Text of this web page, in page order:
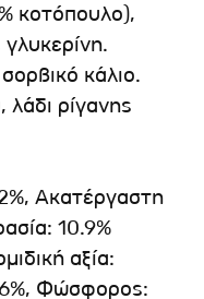
κοτόπουλο),
κάλιο.
λάδι ρίγανης
Ακατέργαστη
10.9%
αξία:
Φώσφορος: